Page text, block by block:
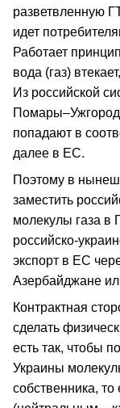
разветвленную
идет
Работает
вода (газ)
Из российской
попадают в
далее в ЕС.
Поэтому в
заместить
молекулы газа в
российско-
экспорт в ЕС
Азербайджане
Контрактная
сделать
есть так, чтобы
Украины
собственника,